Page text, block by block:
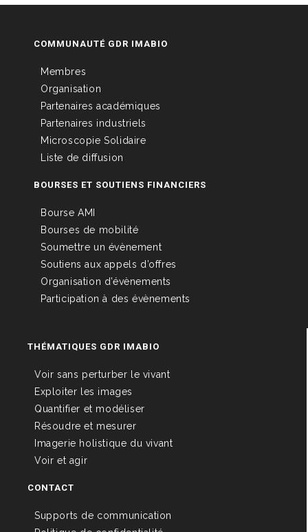
COMMUNAUTÉ GDR IMABIO
Membres
Organisation
Partenaires académiques
Partenaires industriels
Microscopie Solidaire
Liste de diffusion
BOURSES ET SOUTIENS FINANCIERS
Bourse AMI
Bourses de mobilité
Soumettre un évènement
Soutiens aux appels d’offres
Organisation d’évènements
Participation à des évènements
THÉMATIQUES GDR IMABIO
Voir sans perturber le vivant
Exploiter les images
Quantifier et modéliser
Résoudre et mesurer
Imagerie holistique du vivant
Voir et agir
CONTACT
Supports de communication